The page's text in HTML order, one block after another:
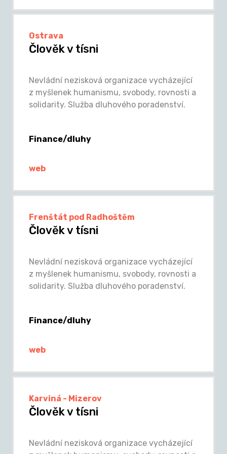
Ostrava
Člověk v tísni
Nevládní nezisková organizace vycházející
z myšlenek humanismu, svobody, rovnosti a
solidarity. Služba dluhového poradenství.
Finance/dluhy
web
Frenštát pod Radhoštěm
Člověk v tísni
Nevládní nezisková organizace vycházející
z myšlenek humanismu, svobody, rovnosti a
solidarity. Služba dluhového poradenství.
Finance/dluhy
web
Karviná - Mizerov
Člověk v tísni
Nevládní nezisková organizace vycházející